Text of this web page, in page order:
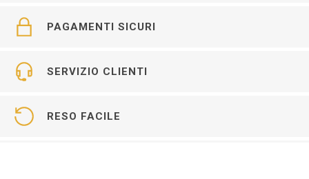
PAGAMENTI SICURI
SERVIZIO CLIENTI
RESO FACILE